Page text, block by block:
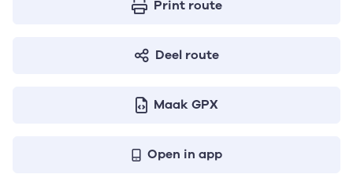
Print route
Deel route
Maak GPX
Open in app